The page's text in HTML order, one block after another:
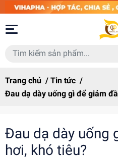
Trang chủ / Tin tức /
Đau dạ dày uống gì để giảm
Đau dạ dày uống
hơi, khó tiêu?